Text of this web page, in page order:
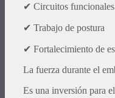
✔ Circuitos funcionales
✔ Trabajo de postura
✔ Fortalecimiento de
La fuerza durante el
Es una inversión para